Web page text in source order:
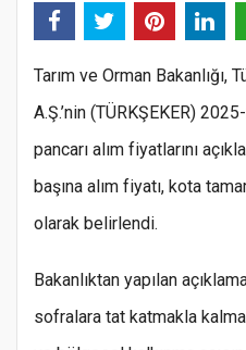
Tarım ve Orman Bakanlığı,
A.Ş.’nin (TÜRKŞEKER)
pancarı alım fiyatlarını
başına alım fiyatı, kota
olarak belirlendi.
Bakanlıktan yapılan
sofralara tat katmakla